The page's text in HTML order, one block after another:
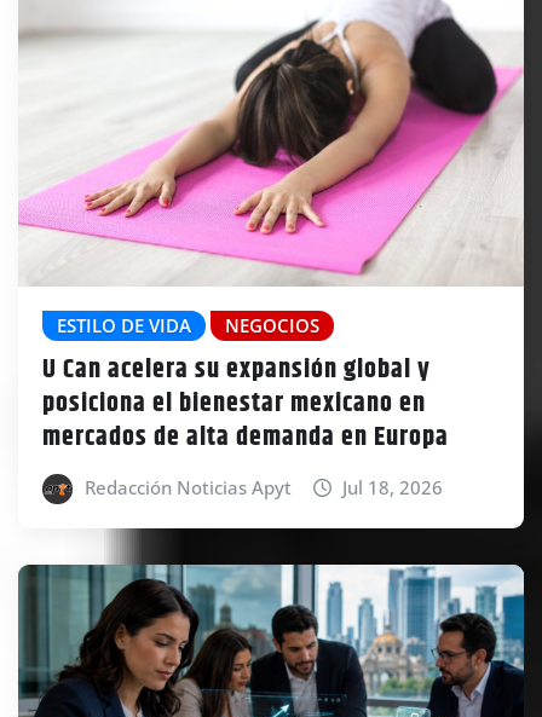
ESTILO DE VIDA NEGOCIOS
U Can acelera su expansión global y
posiciona el bienestar mexicano en
mercados de alta demanda en Europa
Redacción Noticias Apyt Jul 18, 2026